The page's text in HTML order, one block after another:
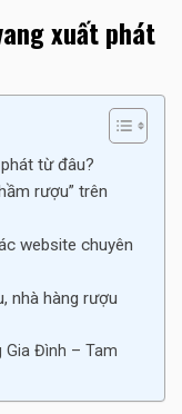
xuất phát
từ đâu?
rượu” trên
website chuyên
nhà hàng rượu
Gia Đình – Tam